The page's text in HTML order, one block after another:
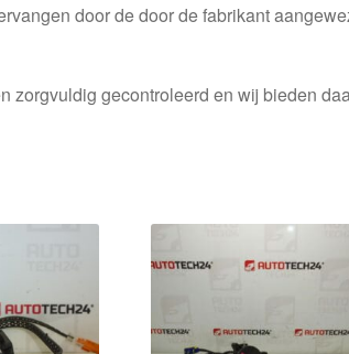
door de door de fabrikant
zorgvuldig gecontroleerd en wij bieden